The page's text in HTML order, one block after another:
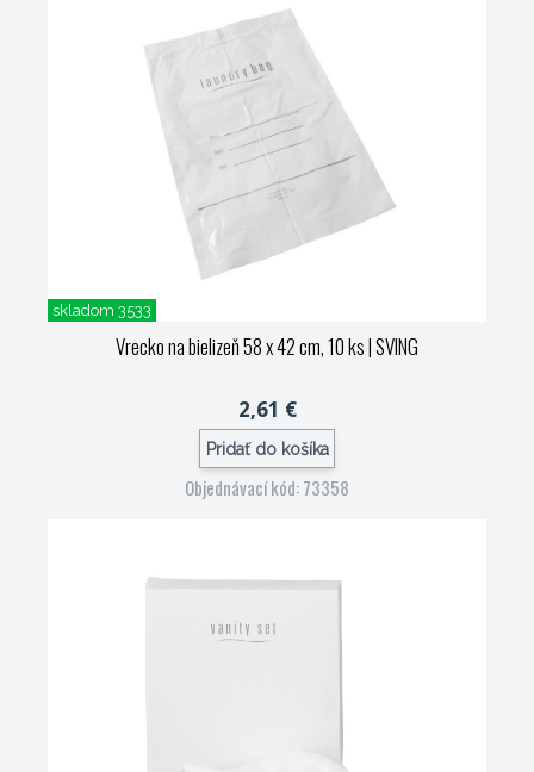
skladom 3533
Vrecko na bielizeň 58 x 42 cm, 10 ks| SVING
2,61 €
Pridať do košíka
Objednávací kód: 73358